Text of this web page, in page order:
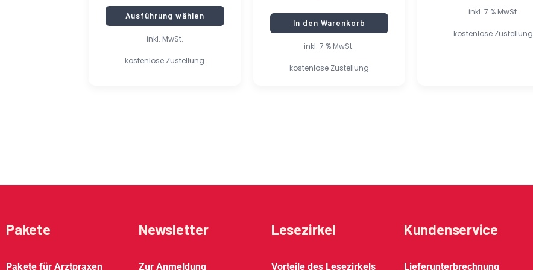
inkl. MwSt.
kostenlose Zustellung
Ausführung wählen
inkl. 7 % MwSt.
kostenlose Zustellung
In den Warenkorb
inkl. 7 % MwSt.
kostenlose Zustellung
Pakete
Pakete für Arztpraxen
Newsletter
Zur Anmeldung
Lesezirkel
Vorteile des Lesezirkels
Kundenservice
Lieferunterbrechnung